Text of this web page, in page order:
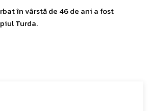
în vârstă de 46 de ani a fost
Turda.